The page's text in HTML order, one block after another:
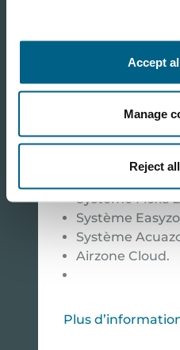
Accept
Manage
Reject
de contrôle, leur
attrayantes pour
applications.
À la découverte
Logiciel et outil
Système Flexa
Système
Système
Airzone Cloud.
Plus